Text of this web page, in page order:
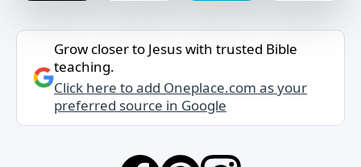
Grow closer to Jesus with trusted Bible
teaching.
Click here to add Oneplace.com as your
preferred source in Google